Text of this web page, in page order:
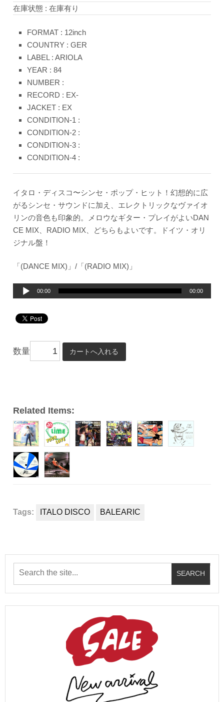
在庫状態 : 在庫有り
FORMAT : 12inch
COUNTRY : GER
LABEL : ARIOLA
YEAR : 84
NUMBER :
RECORD : EX-
JACKET : EX
CONDITION-1 :
CONDITION-2 :
CONDITION-3 :
CONDITION-4 :
イタロ・ディスコ〜シンセ・ポップ・ヒット！幻想的に広
がるシンセ・サウンドに加え、エレクトリックなヴァイオ
リンの音色も印象的。メロウなギター・プレイがよいDAN
CE MIX、RADIO MIX、どちらもよいです。ドイツ・オリ
ジナル盤！
「(DANCE MIX)」/「(RADIO MIX)」
プ
ヤ
00:00 00:00
数量
Related Items:
Tags: ITALO DISCO BALEARIC